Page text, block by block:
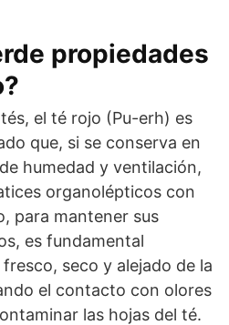
propiedades
el té rojo (Pu-erh) es
que, si se conserva en
humedad y ventilación,
organolépticos con
para mantener sus
es fundamental
seco y alejado de la
el contacto con olores
las hojas del té.